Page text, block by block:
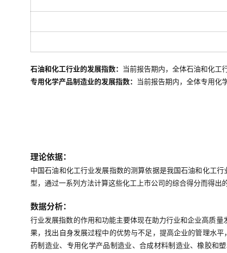
石油和化工行业的发展指数： 当前报告期内，全体石油和化工
专用化学产品制造业的发展指数： 当前报告期内，全体专用化
理论依据：
中国石油和化工行业发展指数的测算依据是我国石油和化工
型，通过一系列方法计算这些化工上市公司的综合得分而得
数据分析：
行业发展指数的作用和功能主要体现在助力行业和企业高质
果，找出自身发展过程中的优势与不足，提高企业的管理水
药制造业、专用化学产品制造业、合成材料制造业、橡胶和